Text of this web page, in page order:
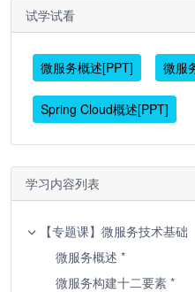
试学试看
微服务概述[PPT] 微服
Spring Cloud概述[PPT]
学习内容列表
【专题课】微服务技术基
微服务概述 *
微服务构建十二要素 *